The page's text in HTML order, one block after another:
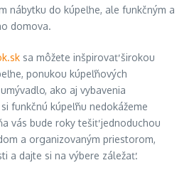
nábytku do kúpeľne, ale funkčným a
domova.
sa môžete inšpirovať širokou
ponukou kúpeľňových
ako aj vybavenia
funkčnú kúpeľňu nedokážeme
vás bude roky tešiť jednoduchou
a organizovaným priestorom,
a dajte si na výbere záležať.